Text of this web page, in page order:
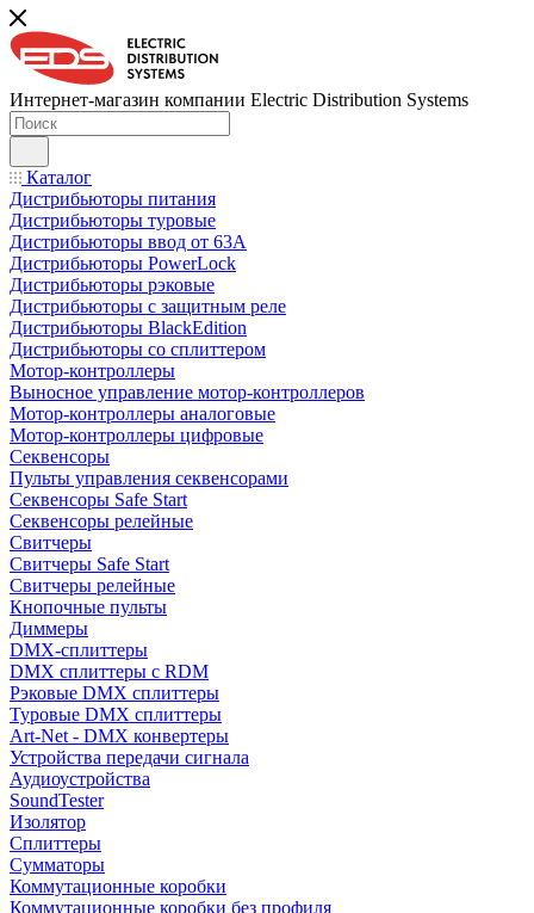
Интернет-магазин компании Electric Distribution Systems
Каталог
Дистрибьюторы питания
Дистрибьюторы туровые
Дистрибьюторы ввод от 63A
Дистрибьюторы PowerLock
Дистрибьюторы рэковые
Дистрибьюторы с защитным реле
Дистрибьюторы BlackEdition
Дистрибьюторы со сплиттером
Мотор-контроллеры
Выносное управление мотор-контроллеров
Мотор-контроллеры аналоговые
Мотор-контроллеры цифровые
Секвенсоры
Пульты управления секвенсорами
Секвенсоры Safe Start
Секвенсоры релейные
Свитчеры
Свитчеры Safe Start
Свитчеры релейные
Кнопочные пульты
Диммеры
DMX-сплиттеры
DMX сплиттеры с RDM
Рэковые DMX сплиттеры
Туровые DMX сплиттеры
Art-Net - DMX конвертеры
Устройства передачи сигнала
Аудиоустройства
SoundTester
Изолятор
Сплиттеры
Сумматоры
Коммутационные коробки
Коммутационные коробки без профиля